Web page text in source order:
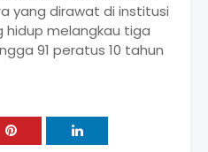
yang dirawat di institusi
hidup melangkau tiga
91 peratus 10 tahun